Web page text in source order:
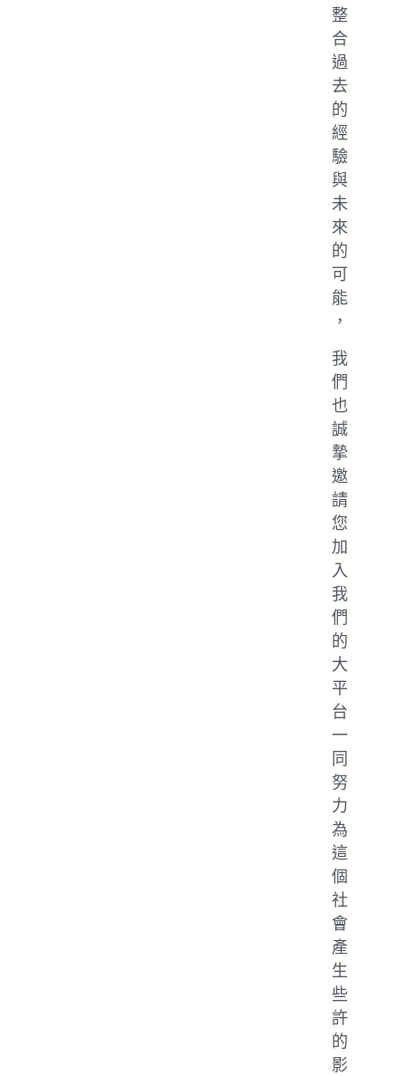
整
合
過
去
的
經
驗
與
未
來
的
可
能
，
我
們
也
誠
摯
邀
請
您
加
入
我
們
的
大
平
台
一
同
努
力
為
這
個
社
會
產
生
些
許
的
影